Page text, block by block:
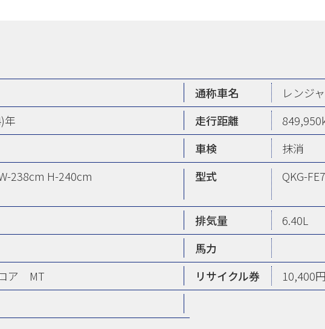
通称車名
レンジ
年 走行距離
車検
抹消
238cm H-240cm 型式 QKG-
排気量
6.40L
馬力
ア MT リサイクル券
10,400円